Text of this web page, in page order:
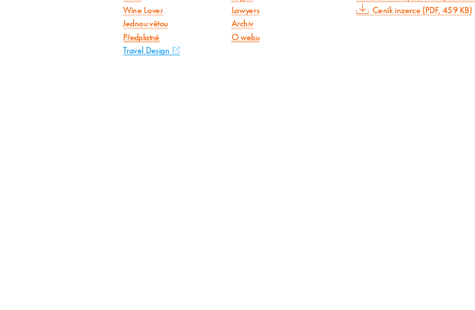
Wine Lover
Lawyers
Jednou větou
Archiv
Předplatné O webu
Travel Design
Ceník inzerce (PDF, 459 KB)